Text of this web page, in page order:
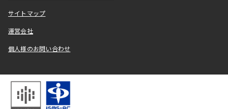
サイトマップ
運営会社
個人様のお問い合わせ